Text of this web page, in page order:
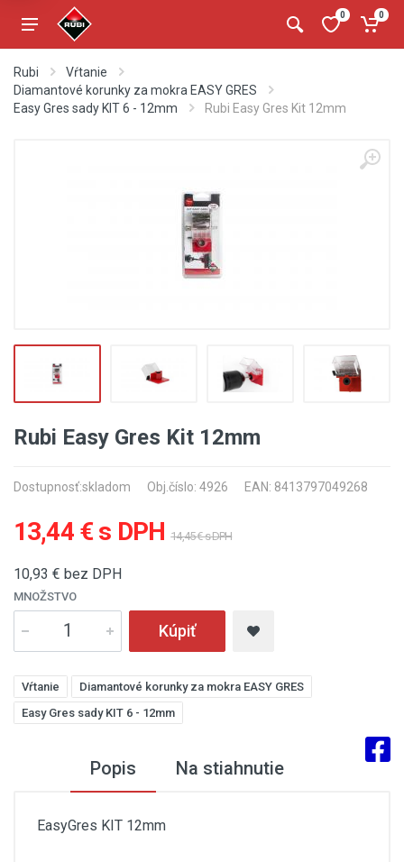
0 0
Rubi
Vŕtanie
Diamantové korunky za mokra EASY GRES
Easy Gres sady KIT 6 - 12mm
Rubi Easy Gres Kit 12mm
Rubi Easy Gres Kit 12mm
Dostupnosť:skladom Obj.číslo: 4926 EAN: 8413797049268
13,44 € s DPH 14,45 € s DPH
10,93 € bez DPH
MNOŽSTVO
Kúpiť
Vŕtanie
Diamantové korunky za mokra EASY GRES
Easy Gres sady KIT 6 - 12mm
Popis Na stiahnutie
EasyGres KIT 12mm